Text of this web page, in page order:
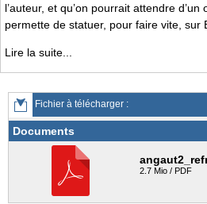
l’auteur, et qu’on pourrait attendre d’un
permette de statuer, pour faire vite, sur
Lire la suite...
Fichier à télécharger :
Documents
2.7 Mio / PDF